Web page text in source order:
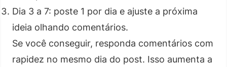
Dia 3 a 7: poste 1 por dia e ajuste a próxima
ideia olhando comentários.
Se você conseguir, responda comentários com
rapidez no mesmo dia do post. Isso aumenta a